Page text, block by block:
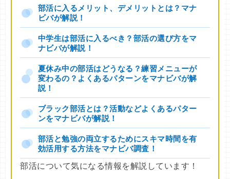
部活に入るメリット、デメリットとは？マナ
ビバが解説！
中学生は部活に入るべき？部活の選び方をマ
ナビバが解説！
夏休み中の部活はどうなる？練習メニューが
変わるの？よくあるパターンをマナビバが解
説！
ブラック部活とは？活動などよくあるパター
ンをマナビバが解説！
部活と勉強の両立するためにスキマ時間を有
効活用する方法をマナビバ調査！
部活について気になる情報を解説しています！